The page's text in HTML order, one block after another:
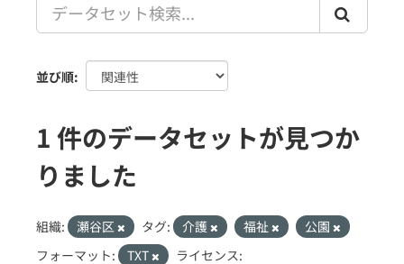
並び順
1 件のデータセットが見つか
りました
組織: 瀬谷区 タグ: 介護 福祉
公園
フォーマット:
TXT
ライセンス: